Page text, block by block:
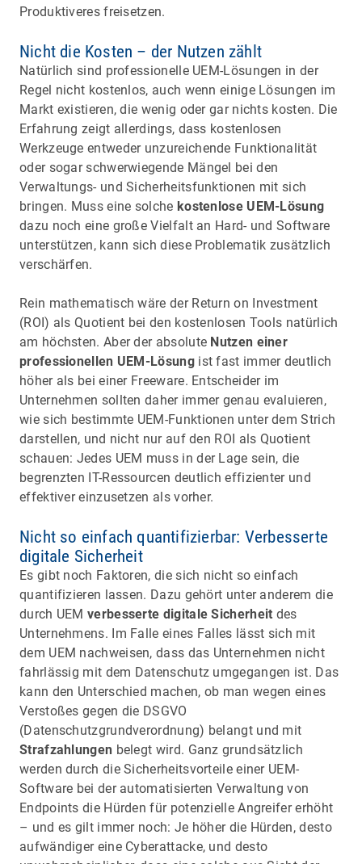
Produktiveres freisetzen.
Nicht die Kosten – der Nutzen zählt
Natürlich sind professionelle UEM-Lösungen in der
Regel nicht kostenlos, auch wenn einige Lösungen im
Markt existieren, die wenig oder gar nichts kosten. Die
Erfahrung zeigt allerdings, dass kostenlosen
Werkzeuge entweder unzureichende Funktionalität
oder sogar schwerwiegende Mängel bei den
Verwaltungs- und Sicherheitsfunktionen mit sich
bringen. Muss eine solche kostenlose UEM-Lösung
dazu noch eine große Vielfalt an Hard- und Software
unterstützen, kann sich diese Problematik zusätzlich
verschärfen.
Rein mathematisch wäre der Return on Investment
(ROI) als Quotient bei den kostenlosen Tools natürlich
am höchsten. Aber der absolute Nutzen einer
professionellen UEM-Lösungist fast immer deutlich
höher als bei einer Freeware. Entscheider im
Unternehmen sollten daher immer genau evaluieren,
wie sich bestimmte UEM-Funktionen unter dem Strich
darstellen, und nicht nur auf den ROI als Quotient
schauen: Jedes UEM muss in der Lage sein, die
begrenzten IT-Ressourcen deutlich effizienter und
effektiver einzusetzen als vorher.
Nicht so einfach quantifizierbar: Verbesserte
digitale Sicherheit
Es gibt noch Faktoren, die sich nicht so einfach
quantifizieren lassen. Dazu gehört unter anderem die
durch UEMverbesserte digitale Sicherheit des
Unternehmens. Im Falle eines Falles lässt sich mit
dem UEM nachweisen, dass das Unternehmen nicht
fahrlässig mit dem Datenschutz umgegangen ist. Das
kann den Unterschied machen, ob man wegen eines
Verstoßes gegen die DSGVO
(Datenschutzgrundverordnung) belangt und mit
Strafzahlungen belegt wird. Ganz grundsätzlich
werden durch die Sicherheitsvorteile einer UEM-
Software bei der automatisierten Verwaltung von
Endpoints die Hürden für potenzielle Angreifer erhöht
– und es gilt immer noch: Je höher die Hürden, desto
aufwändiger eine Cyberattacke, und desto